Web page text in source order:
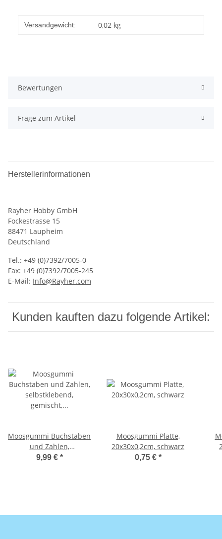
Versandgewicht: 0,02 kg
Bewertungen
Frage zum Artikel
Herstellerinformationen
Rayher Hobby GmbH
Fockestrasse 15
88471 Laupheim
Deutschland
Tel.: +49 (0)7392/7005-0
Fax: +49 (0)7392/7005-245
E-Mail: Info@Rayher.com
Kunden kauften dazu folgende Artikel:
Moosgummi Buchstaben
und Zahlen,
selbstklebend, gemischt,
9,99 € *
Moosgummi Platte,
20x30x0,2cm, schwarz
0,75 € *